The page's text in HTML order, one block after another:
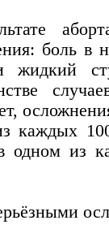
боль в
жидкий
каждых
одном из